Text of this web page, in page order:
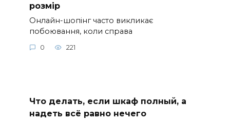
розмір
Онлайн-шопінг часто викликає
побоювання, коли справа
0 221
Что делать, если шкаф полный, а
надеть всё равно нечего